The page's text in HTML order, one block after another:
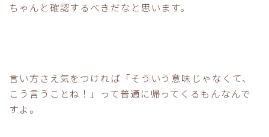
ちゃんと確認するべきだなと思います。
言い方さえ気をつければ「そういう意味じゃなくて、
こう言うことね！」って普通に帰ってくるもんなんで
すよ。